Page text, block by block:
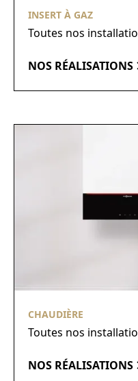
INSERT À GAZ
Toutes nos
NOS RÉALISATIONS
CHAUDIÈRE
Toutes nos
NOS RÉALISATIONS